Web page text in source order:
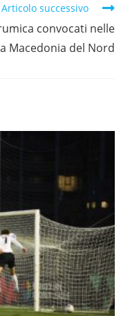
Articolo successivo
convocati nelle
Macedonia del Nord